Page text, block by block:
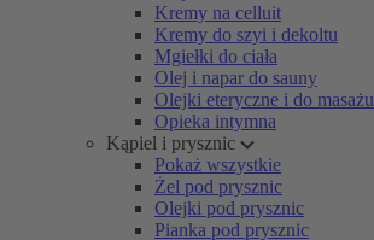
Kremy na celluit
Kremy do szyi i dekoltu
Mgiełki do ciała
Olej i napar do sauny
Olejki eteryczne i do masażu
Opieka intymna
Kąpiel i prysznic
Pokaż wszystkie
Żel pod prysznic
Olejki pod prysznic
Pianka pod prysznic